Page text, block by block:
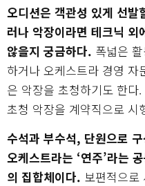
오디션은 객관성 있게 선
러나 악장이라면 테크닉 외
않을지 궁금하다. 폭넓은
하거나 오케스트라 경영
은 악장을 초청하기도 한다
초청 악장을 계약직으로 시
수석과 부수석, 단원으로
오케스트라는 ‘연주’라는
의 집합체이다. 보편적으로